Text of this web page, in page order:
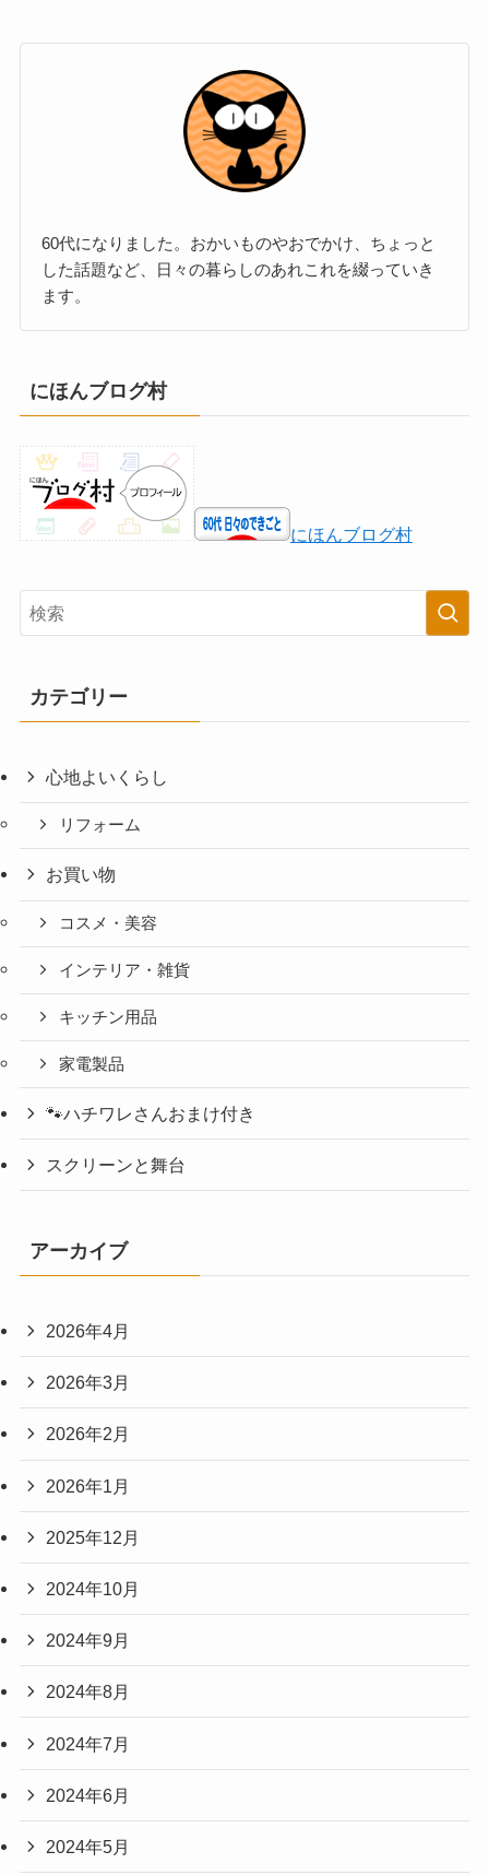
60代になりました。おかいものやおでかけ、ちょっと
した話題など、日々の暮らしのあれこれを綴っていき
ます。
にほんブログ村
にほんブログ村
カテゴリー
心地よいくらし
リフォーム
お買い物
コスメ・美容
インテリア・雑貨
キッチン用品
家電製品
🐾ハチワレさんおまけ付き
スクリーンと舞台
アーカイブ
2026年4月
2026年3月
2026年2月
2026年1月
2025年12月
2024年10月
2024年9月
2024年8月
2024年7月
2024年6月
2024年5月